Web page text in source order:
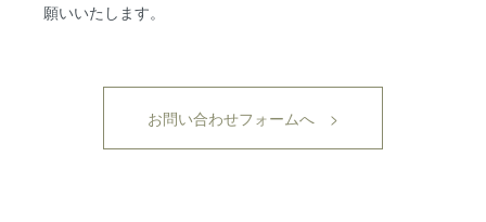
願いいたします。
お問い合わせフォームへ >